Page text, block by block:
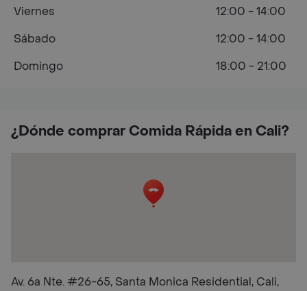
¿Dónde comprar Comida Rápida en Cali?
Av. 6a Nte. #26-65, Santa Monica Residential, Cali,
Viernes
12:00 - 14:00
Sábado
12:00 - 14:00
Domingo
18:00 - 21:00